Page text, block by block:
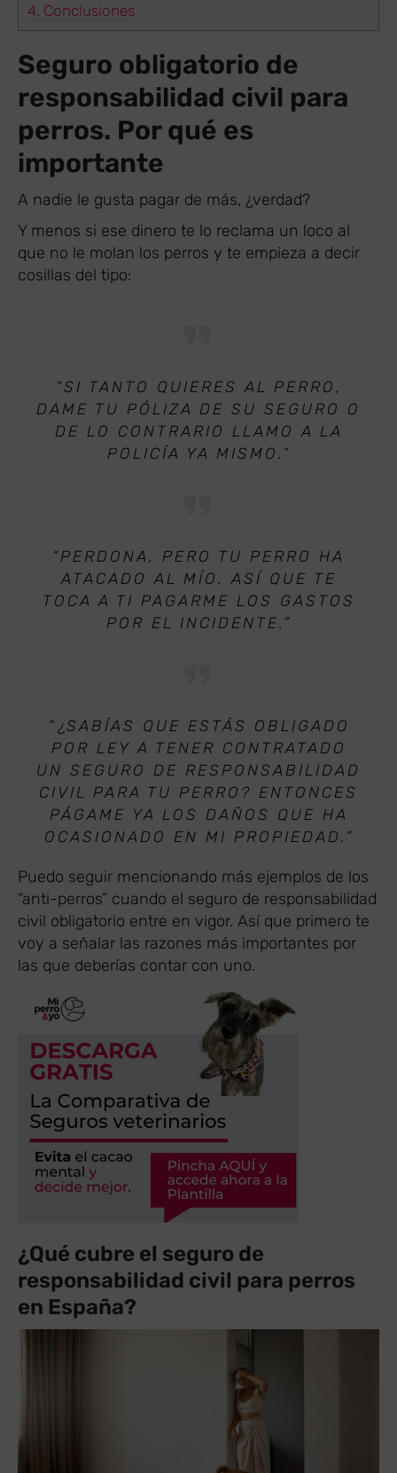
4. Conclusiones
Seguro obligatorio de
responsabilidad civil para
perros. Por qué es
importante
A nadie le gusta pagar de más, ¿verdad?
Y menos si ese dinero te lo reclama un loco al
que no le molan los perros y te empieza a decir
cosillas del tipo:
“SI TANTO QUIERES AL PERRO,
DAME TU PÓLIZA DE SU SEGURO O
DE LO CONTRARIO LLAMO A LA
POLICÍA YA MISMO.”
“PERDONA, PERO TU PERRO HA
ATACADO AL MÍO. ASÍ QUE TE
TOCA A TI PAGARME LOS GASTOS
POR EL INCIDENTE.”
“¿SABÍAS QUE ESTÁS OBLIGADO
POR LEY A TENER CONTRATADO
UN SEGURO DE RESPONSABILIDAD
CIVIL PARA TU PERRO? ENTONCES
PÁGAME YA LOS DAÑOS QUE HA
OCASIONADO EN MI PROPIEDAD.”
Puedo seguir mencionando más ejemplos de los
“anti-perros” cuando el seguro de responsabilidad
civil obligatorio entre en vigor. Así que primero te
voy a señalar las razones más importantes por
las que deberías contar con uno.
¿Qué cubre el seguro de
responsabilidad civil para perros
en España?